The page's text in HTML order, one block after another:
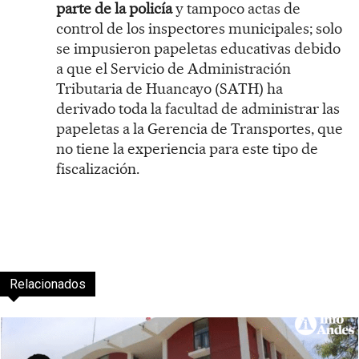
parte de la policíay tampoco actas de
control de los inspectores municipales; solo
se impusieron papeletas educativas debido
a que el Servicio de Administración
Tributaria de Huancayo (SATH) ha
derivado toda la facultad de administrar las
papeletas a la Gerencia de Transportes, que
no tiene la experiencia para este tipo de
fiscalización.
Relacionados